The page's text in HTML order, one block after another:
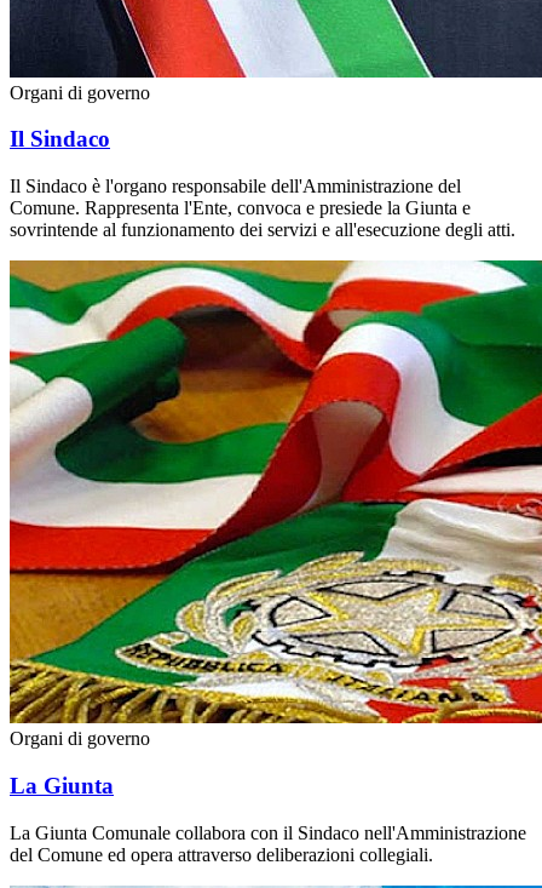
Organi di governo
Il Sindaco
Il Sindaco è l'organo responsabile dell'Amministrazione del
Comune. Rappresenta l'Ente, convoca e presiede la Giunta e
sovrintende al funzionamento dei servizi e all'esecuzione degli atti.
Organi di governo
La Giunta
La Giunta Comunale collabora con il Sindaco nell'Amministrazione
del Comune ed opera attraverso deliberazioni collegiali.